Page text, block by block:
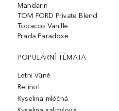
Mandarin
TOM FORD Private Blend
Tobacco Vanille
Prada Paradoxe
POPULÁRNÍ TÉMATA
Letní Vůně
Retinol
Kyselina mléčná